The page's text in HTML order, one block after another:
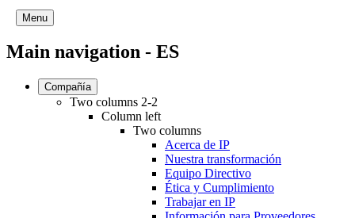
Menu
Main navigation - ES
Compañía
Two columns 2-2
Column left
Two columns
Acerca de IP
Nuestra transformación
Equipo Directivo
Ética y Cumplimiento
Trabajar en IP